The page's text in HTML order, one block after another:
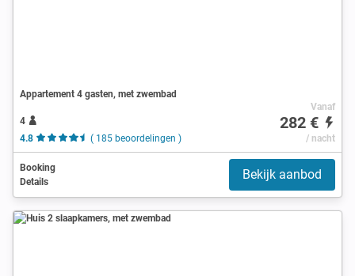
Appartement 4 gasten, met zwembad
4
4.8
( 185 beoordelingen )
Vanaf
282 €
/ nacht
Booking
Details
Bekijk aanbod